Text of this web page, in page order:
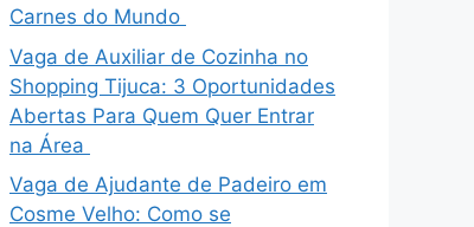
Carnes do Mundo
Vaga de Auxiliar de Cozinha no
Shopping Tijuca: 3 Oportunidades
Abertas Para Quem Quer Entrar
na Área
Vaga de Ajudante de Padeiro em
Cosme Velho: Como se